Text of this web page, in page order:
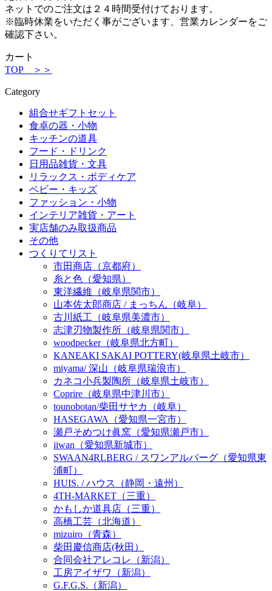
ネットでのご注文は２４時間受付けております。
※臨時休業をいただく事がございます、営業カレンダーをご
確認下さい。
カート
TOP ＞＞
Category
組合せギフトセット
食卓の器・小物
キッチンの道具
フード・ドリンク
日用品雑貨・文具
リラックス・ボディケア
ベビー・キッズ
ファッション・小物
インテリア雑貨・アート
実店舗のみ取扱商品
その他
つくりてリスト
市田商店（京都府）
糸と色（愛知県）
東洋繊維（岐阜県関市）
山本佐太郎商店 / まっちん（岐阜）
古川紙工（岐阜県美濃市）
志津刃物製作所（岐阜県関市）
woodpecker（岐阜県北方町）
KANEAKI SAKAI POTTERY(岐阜県土岐市）
miyama/ 深山（岐阜県瑞浪市）
カネコ小兵製陶所（岐阜県土岐市）
Coprire（岐阜県中津川市）
tounobotan/柴田サヤカ（岐阜）
HASEGAWA（愛知県一宮市）
瀬戸そめつけ眞窯（愛知県瀬戸市）
iiwan（愛知県新城市）
SWAAN4RLBERG / スワンアルバーグ（愛知県東
浦町）
HUIS. / ハウス（静岡・遠州）
4TH-MARKET（三重）
かもしか道具店（三重）
高橋工芸（北海道）
mizuiro（青森）
柴田慶信商店(秋田）
合同会社アレコレ（新潟）
工房アイザワ（新潟）
G.F.G.S.（新潟）